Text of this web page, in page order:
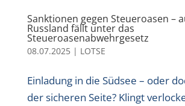
Sanktionen gegen Steueroasen –
Russland fällt unter das
Steueroasenabwehrgesetz
08.07.2025| LOTSE
Einladung in die Südsee – oder
der sicheren Seite? Klingt